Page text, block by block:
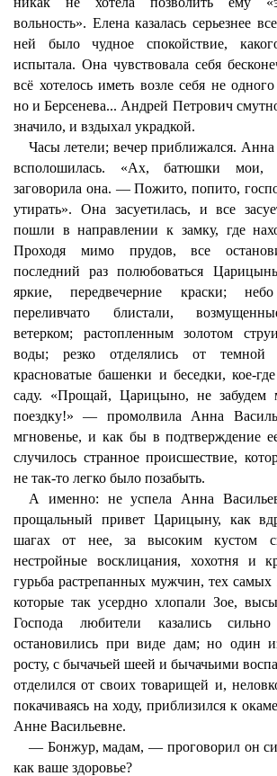
вольность». Елена казалась серьезнее
ней было чудное спокойствие,
испытала. Она чувствовала себя
всё хотелось иметь возле себя не
но и Берсенева... Андрей Петрович
значило, и вздыхал украдкой.
Часы летели; вечер приближался. Анна
всполошилась. «Ах, батюшки
заговорила она. — Пожито, попито,
утирать». Она засуетилась, и все
пошли в направлении к замку, где
Проходя мимо прудов, все
последний раз полюбоваться
яркие, передвечерние краски;
переливчато блистали,
ветерком; растопленным золотом
воды; резко отделялись от темной
красноватые башенки и беседки, кое-
саду. «Прощай, Царицыно, не
поездку!» — промолвила Анна
мгновенье, и как бы в подтверждение
случилось странное происшествие,
не так-то легко было позабыть.
А именно: не успела Анна
прощальный привет Царицыну, как
шагах от нее, за высоким кустом
нестройные восклицания, хохотня
гурьба растрепанных мужчин, тех
которые так усердно хлопали Зое,
Господа любители казались
остановились при виде дам; но один
росту, с бычачьей шеей и бычачьими
отделился от своих товарищей и,
покачиваясь на ходу, приблизился к
Анне Васильевне.
— Бонжур, мадам, — проговорил он
как ваше здоровье?